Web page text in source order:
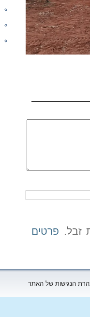
פרטים
הנגישות של האתר